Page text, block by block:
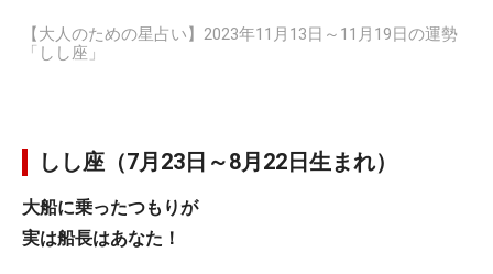
【大人のための星占い】2023年11月13日～11月19日の運勢
「しし座」
しし座（7月23日～8月22日生まれ）
大船に乗ったつもりが
実は船長はあなた！